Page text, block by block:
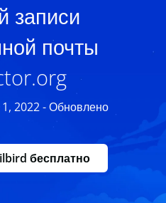
записи
почты
2022 - Обновлено
бесплатно